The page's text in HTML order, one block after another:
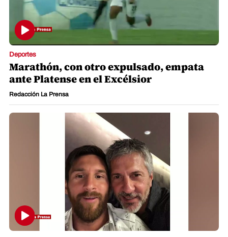
Deportes
Marathón, con otro expulsado, empata
ante Platense en el Excélsior
Redacción La Prensa